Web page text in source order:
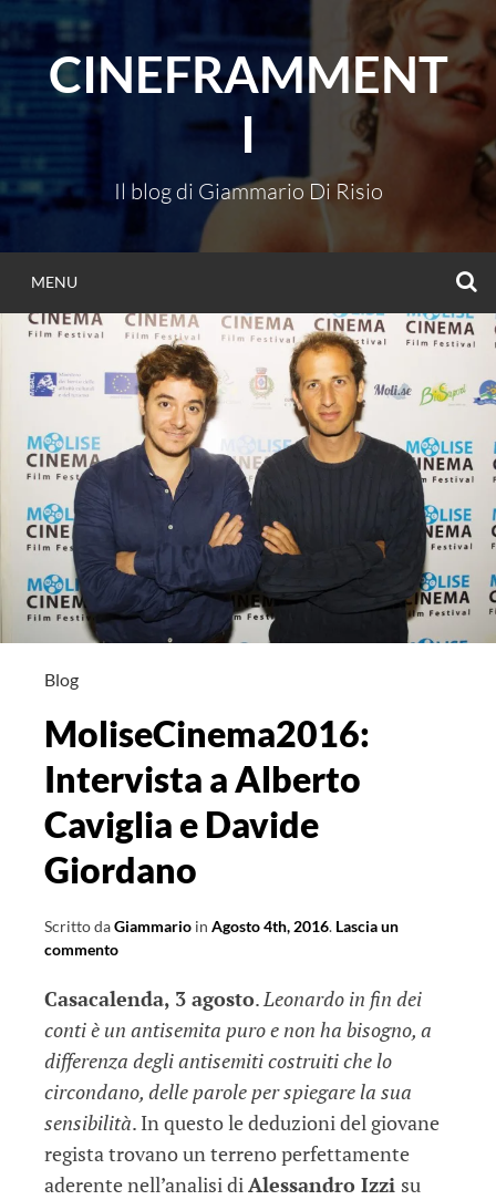
al
contenutoCINEFRAMMENT
I
Il blog di Giammario Di Risio
MENU
Blog
MoliseCinema2016:
Intervista a Alberto
Caviglia e Davide
Giordano
Scritto daGiammario in Agosto 4th, 2016. Lascia un
commento
Casacalenda, 3 agosto.Leonardo in fin dei
conti è un antisemita puro e non ha bisogno, a
differenza degli antisemiti costruiti che lo
circondano, delle parole per spiegare la sua
sensibilità. In questo le deduzioni del giovane
regista trovano un terreno perfettamente
aderente nell’analisi diAlessandro Izzi su